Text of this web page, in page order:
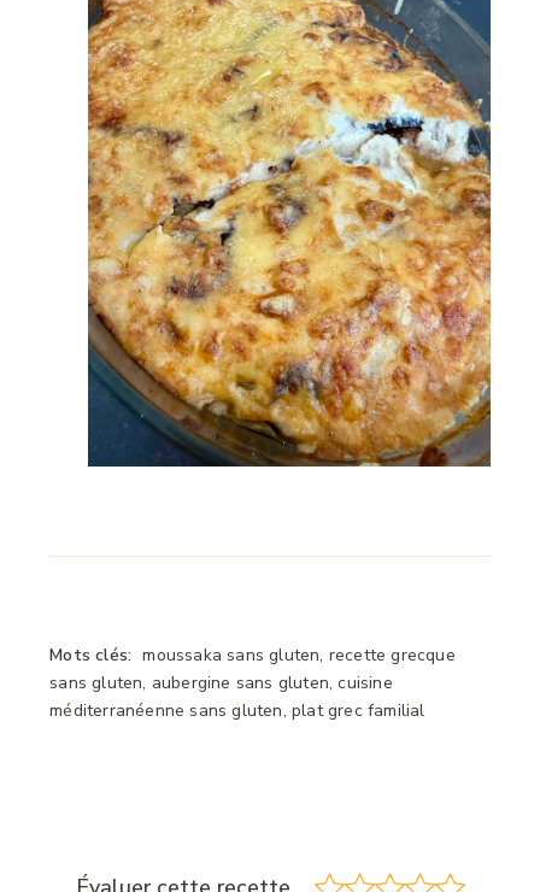
Mots clés: moussaka sans gluten, recette grecque
sans gluten, aubergine sans gluten, cuisine
méditerranéenne sans gluten, plat grec familial